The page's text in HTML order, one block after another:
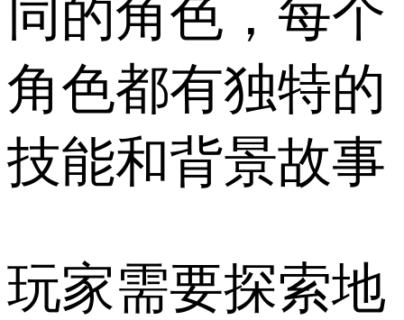
同的角色，每个
角色都有独特的
技能和背景故事
玩家需要探索地